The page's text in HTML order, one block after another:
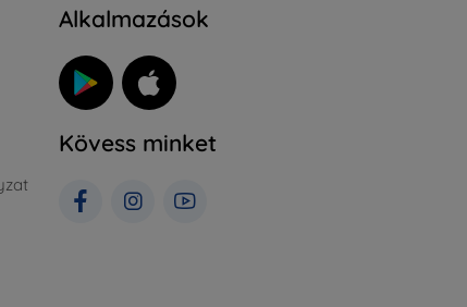
Alkalmazások
Kövess minket